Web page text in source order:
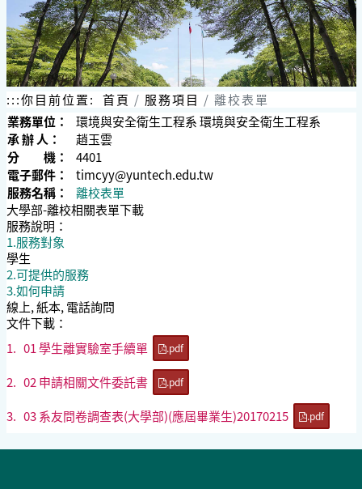
:::你目前位置: 首頁 服務項目
離校表單
業務單位：
環境與安全衛生工程系 環境與安全衛生工程系
承 辦 人：
趙玉雲
分 機：
4401
電子郵件：
timcyy@yuntech.edu.tw
服務名稱：
離校表單
大學部-離校相關表單下載
服務說明：
1.服務對象
學生
2.可提供的服務
3.如何申請
線上, 紙本, 電話詢問
文件下載：
1. 01 學生離實驗室手續單 .pdf
2. 02 申請相關文件委託書 .pdf
3. 03 系友問卷調查表(大學部)(應屆畢業生)20170215 .pdf